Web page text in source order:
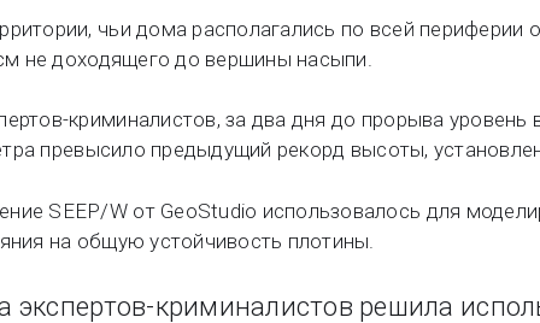
чьи дома располагались по всей периферии
не доходящего до вершины насыпи.
криминалистов, за два дня до прорыва
превысило предыдущий рекорд высоты,
SEEP/W от GeoStudio использовалось для
на общую устойчивость плотины.
экспертов-криминалистов решила